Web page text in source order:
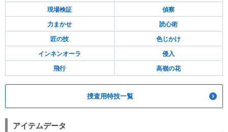
現場検証 偵察
力まかせ 読心術
匠の技 色じかけ
インネンオーラ 侵入
飛行 高嶺の花
捜査用特技一覧
アイテムデータ